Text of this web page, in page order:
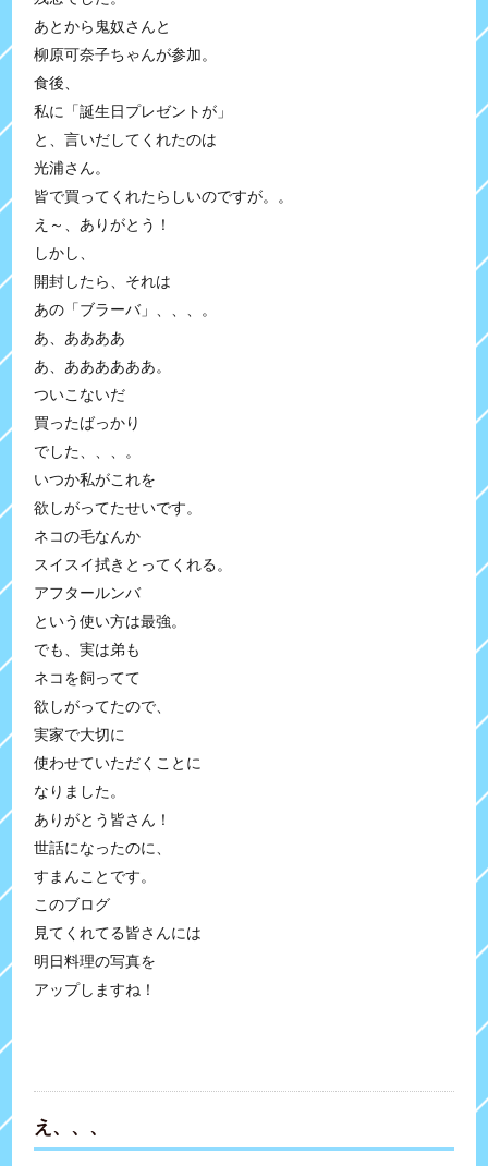
あとから鬼奴さんと
柳原可奈子ちゃんが参加。
食後、
私に「誕生日プレゼントが」
と、言いだしてくれたのは
光浦さん。
皆で買ってくれたらしいのですが。。
え～、ありがとう！
しかし、
開封したら、それは
あの「ブラーバ」、、、。
あ、ああああ
あ、ああああああ。
ついこないだ
買ったばっかり
でした、、、。
いつか私がこれを
欲しがってたせいです。
ネコの毛なんか
スイスイ拭きとってくれる。
アフタールンバ
という使い方は最強。
でも、実は弟も
ネコを飼ってて
欲しがってたので、
実家で大切に
使わせていただくことに
なりました。
ありがとう皆さん！
世話になったのに、
すまんことです。
このブログ
見てくれてる皆さんには
明日料理の写真を
アップしますね！
え、、、